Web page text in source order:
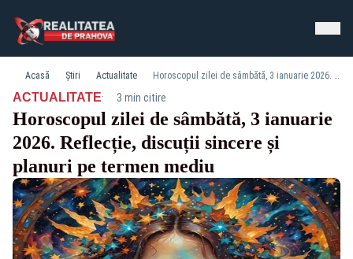
Acasă Știri Actualitate Horoscopul zilei de sâmbătă, 3 ianuarie 2026. Reflecție, discuții sincere și planuri pe termen mediu
ACTUALITATE· 3 min citire
Horoscopul zilei de sâmbătă, 3 ianuarie
2026. Reflecție, discuții sincere și
planuri pe termen mediu